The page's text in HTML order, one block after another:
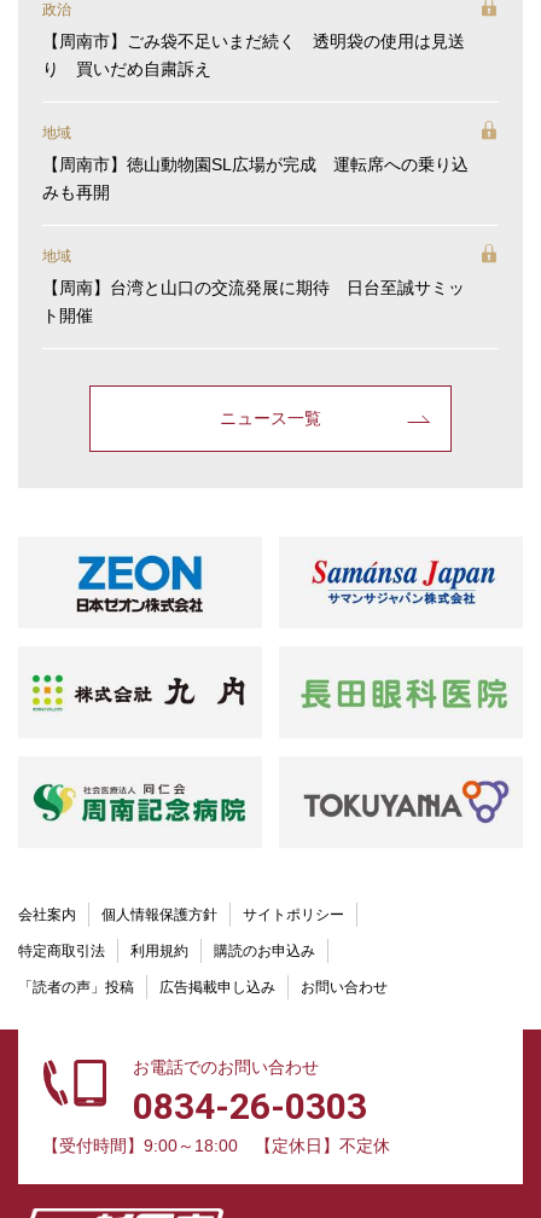
政治
【周南市】ごみ袋不足いまだ続く 透明袋の使用は見送
り 買いだめ自粛訴え
地域
【周南市】徳山動物園SL広場が完成 運転席への乗り込
みも再開
地域
【周南】台湾と山口の交流発展に期待 日台至誠サミッ
ト開催
ニュース一覧
会社案内 個人情報保護方針 サイトポリシー
特定商取引法 利用規約 購読のお申込み
「読者の声」投稿 広告掲載申し込み お問い合わせ
お電話でのお問い合わせ
0834-26-0303
【受付時間】9:00～18:00 【定休日】不定休